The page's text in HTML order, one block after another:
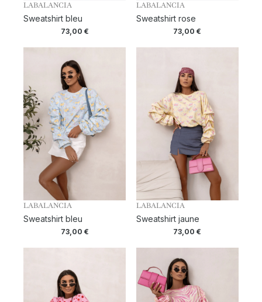
LABALANCIA
Sweatshirt bleu
73,00 €
LABALANCIA
Sweatshirt rose
73,00€
LABALANCIA
Sweatshirt bleu
73,00 €
LABALANCIA
Sweatshirt jaune
73,00€